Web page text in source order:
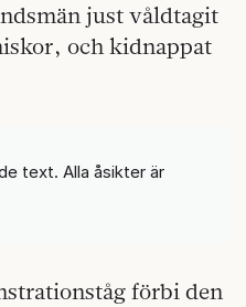
just våldtagit
och kidnappat
text. Alla åsikter är
förbi den